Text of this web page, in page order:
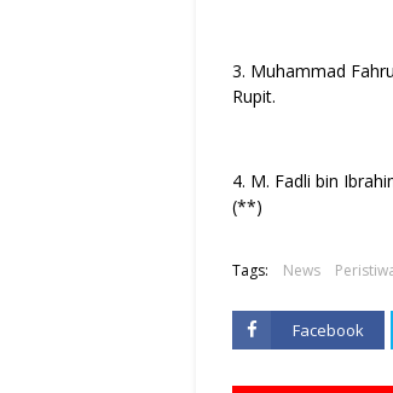
3. Muhammad
Rupit.
4. M. Fadli bin
(**)
Tags: News
Facebook